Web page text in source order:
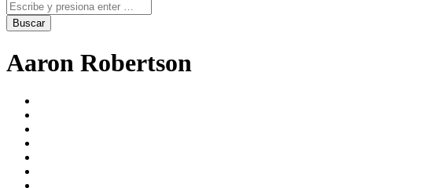
Aaron Robertson